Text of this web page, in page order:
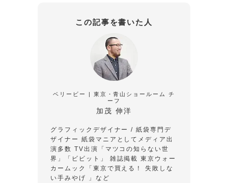
この記事を書いた人
ベリービー | 東京・青山ショールーム チ
ーフ
加茂 伸洋
グラフィックデザイナー / 紙袋専門デ
ザイナー 紙袋マニアとしてメディア出
演多数 TV出演「マツコの知らない世
界」「ビビット」 雑誌掲載 東京ウォー
カームック「東京で買える！ 失敗しな
い手みやげ 」など